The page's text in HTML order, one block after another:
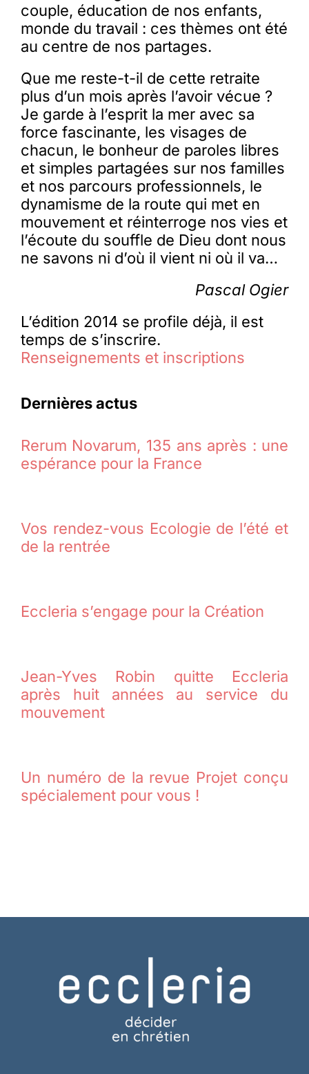
couple, éducation de nos enfants,
monde du travail : ces thèmes ont été
au centre de nos partages.
Que me reste-t-il de cette retraite
plus d’un mois après l’avoir vécue ?
Je garde à l’esprit la mer avec sa
force fascinante, les visages de
chacun, le bonheur de paroles libres
et simples partagées sur nos familles
et nos parcours professionnels, le
dynamisme de la route qui met en
mouvement et réinterroge nos vies et
l’écoute du souffle de Dieu dont nous
ne savons ni d’où il vient ni où il va…
Pascal Ogier
L’édition 2014 se profile déjà, il est
temps de s’inscrire.
Renseignements et inscriptions
Dernières actus
Rerum Novarum, 135 ans après : une
espérance pour la France
Vos rendez-vous Ecologie de l’été et
de la rentrée
Eccleria s’engage pour la Création
Jean-Yves Robin quitte Eccleria
après huit années au service du
mouvement
Un numéro de la revue Projet conçu
spécialement pour vous !